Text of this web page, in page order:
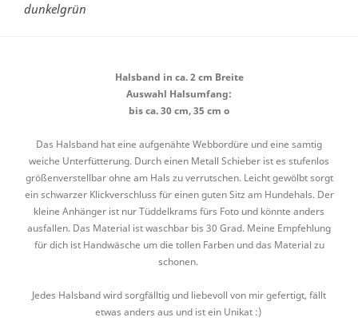
dunkelgrün
Halsband in ca. 2 cm Breite
Auswahl Halsumfang:
bis ca. 30 cm, 35 cm o
Das Halsband hat eine aufgenähte Webbordüre und eine samtig
weiche Unterfütterung. Durch einen Metall Schieber ist es stufenlos
größenverstellbar ohne am Hals zu verrutschen. Leicht gewölbt sorgt
ein schwarzer Klickverschluss für einen guten Sitz am Hundehals. Der
kleine Anhänger ist nur Tüddelkrams fürs Foto und könnte anders
ausfallen. Das Material ist waschbar bis 30 Grad. Meine Empfehlung
für dich ist Handwäsche um die tollen Farben und das Material zu
schonen.
Jedes Halsband wird sorgfälltig und liebevoll von mir gefertigt, fällt
etwas anders aus und ist ein Unikat :)